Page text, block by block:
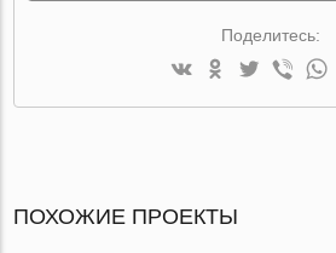
Поделитесь:
ПОХОЖИЕ ПРОЕКТЫ